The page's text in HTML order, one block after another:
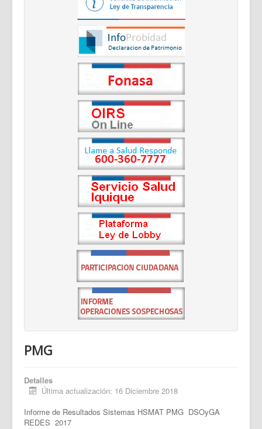
Gestión de Personas
Documentos Destacados
PMG
Detalles
Última actualización: 16 Diciembre 2018
Informe de Resultados Sistemas HSMAT PMG DSOyGA
REDES 2017